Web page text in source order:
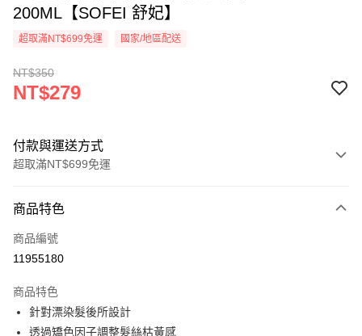
200ML【SOFEI 舒妃】
超取滿NT$699免運 國家/地區配送
NT$350
NT$279
付款與運送方式
超取滿NT$699免運
信用卡一次付款
超商取貨付款
Apple Pay
商品特色
商品編號
11955180
商品特色
針對漂染髮後所設計
透過矯色因子調整髮絲枯黃感